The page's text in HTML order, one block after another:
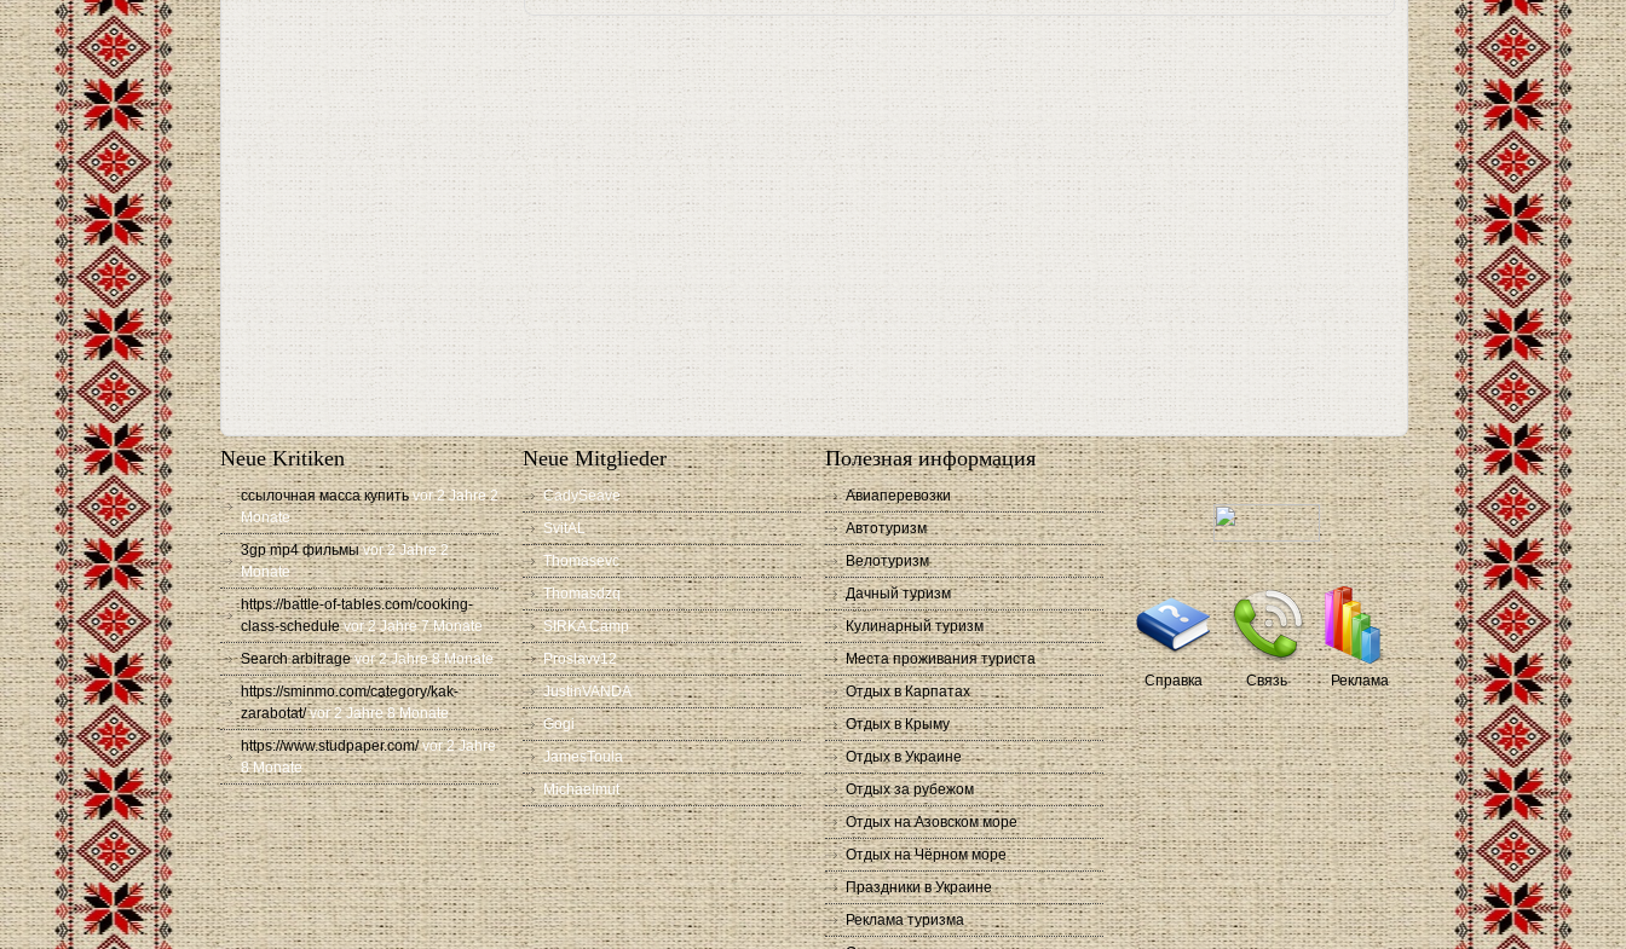
Neue Kritiken
ссылочная масса купить vor 2 Jahre 2
Monate
3gp mp4 фильмы vor 2 Jahre 2
Monate
https://battle-of-tables.com/cooking-
class-schedule vor 2 Jahre 7 Monate
Search arbitrage vor 2 Jahre 8 Monate
https://sminmo.com/category/kak-
zarabotat/ vor 2 Jahre 8 Monate
https://www.studpaper.com/ vor 2 Jahre
8 Monate
Neue Mitglieder
CadySeave
SvitAL
Thomasevc
Thomasdzq
SIRKA Camp
Proslavv12
JustinVANDA
Gogi
JamesToula
Michaelmut
Полезная информация
Авиаперевозки
Автотуризм
Велотуризм
Дачный туризм
Кулинарный туризм
Места проживания туриста
Отдых в Карпатах
Отдых в Крыму
Отдых в Украине
Отдых за рубежом
Отдых на Азовском море
Отдых на Чёрном море
Праздники в Украине
Реклама туризма
Справка Связь Реклама